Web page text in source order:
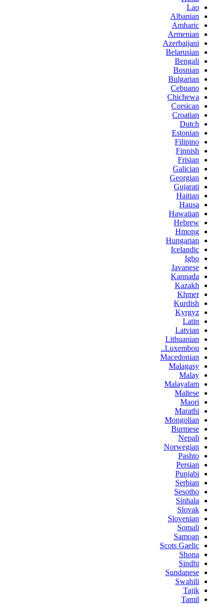
Lao
Albanian
Amharic
Armenian
Azerbaijani
Belarusian
Bengali
Bosnian
Bulgarian
Cebuano
Chichewa
Corsican
Croatian
Dutch
Estonian
Filipino
Finnish
Frisian
Galician
Georgian
Gujarati
Haitian
Hausa
Hawaiian
Hebrew
Hmong
Hungarian
Icelandic
Igbo
Javanese
Kannada
Kazakh
Khmer
Kurdish
Kyrgyz
Latin
Latvian
Lithuanian
Luxembou..
Macedonian
Malagasy
Malay
Malayalam
Maltese
Maori
Marathi
Mongolian
Burmese
Nepali
Norwegian
Pashto
Persian
Punjabi
Serbian
Sesotho
Sinhala
Slovak
Slovenian
Somali
Samoan
Scots Gaelic
Shona
Sindhi
Sundanese
Swahili
Tajik
Tamil